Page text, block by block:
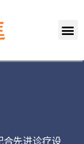
先进诊疗设